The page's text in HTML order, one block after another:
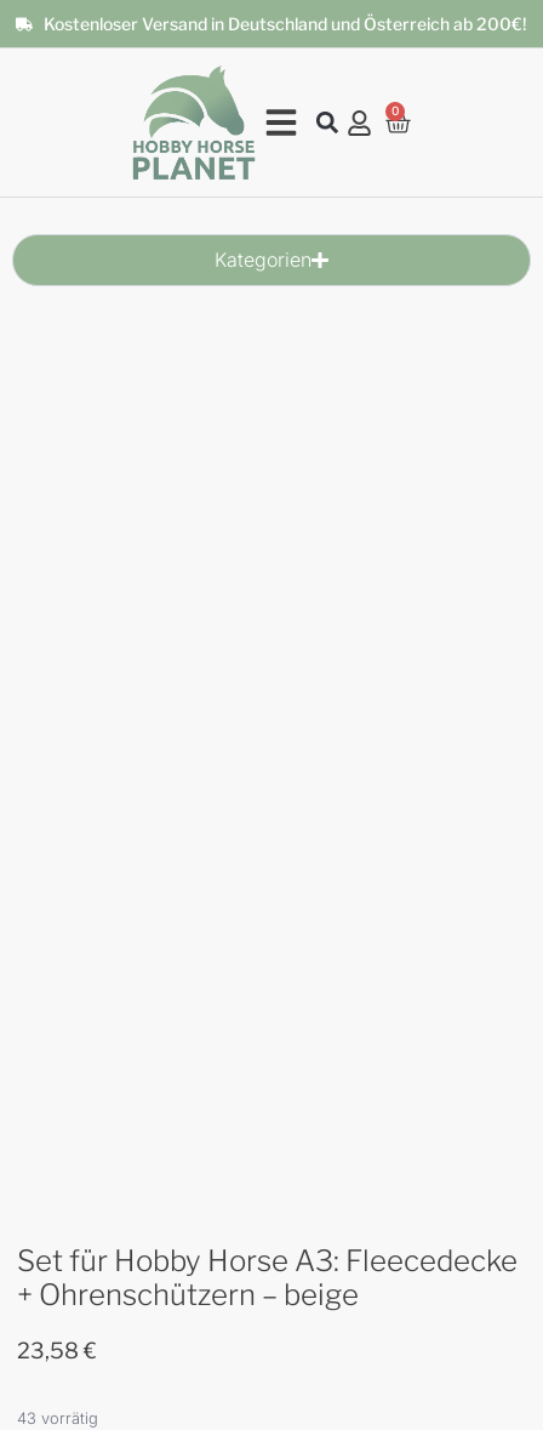
Kostenloser Versand in Deutschland und Österreich ab 200€!
0
Kategorien
Set für Hobby Horse A3: Fleecedecke
+ Ohrenschützern – beige
23,58€
43 vorrätig